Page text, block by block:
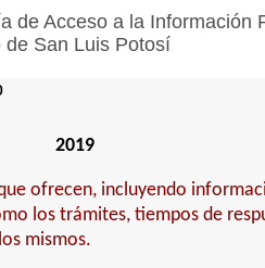
de Acceso a la Información
de San Luis Potosí
2019
ofrecen, incluyendo
los trámites, tiempos de
mismos.